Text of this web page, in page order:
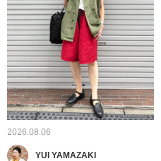
2026.08.06
YUI YAMAZAKI